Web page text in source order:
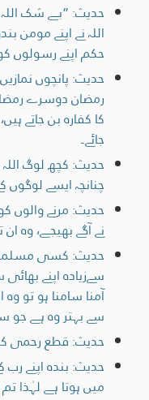
حدیث: ”بے شک اللہ
اللہ نے اپنے مومن
حکم اپنے رسولوں
حدیث: پانچوں
رمضان دوسرے
کا کفارہ بن جاتے
جائے۔
حدیث: کچھ لوگ
چنانچہ ایسے
حدیث: مرنے والوں
نے آگے بھیجے، وہ
حدیث: کسی مسلمان
سےزیادہ اپنے
آمنا سامنا ہو تو
سے بہتر وہ ہے جو
حدیث: قطع رحمی
حدیث: بندہ اپنے
ميں ہوتا ہے لہٰذا